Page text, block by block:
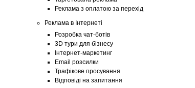
Реклама з оплатою за перехід
Реклама в Інтернеті
Розробка чат-ботів
3D тури для бізнесу
Інтернет-маркетинг
Email розсилки
Трафікове просування
Відповіді на запитання